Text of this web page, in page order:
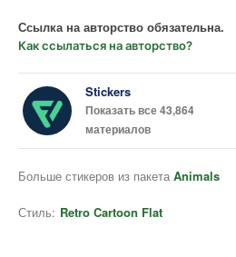
Ссылка на авторство обязательна.
Как ссылаться на авторство?
Stickers
Показать все 43,864
материалов
Больше стикеров из пакета Animals
Стиль: Retro Cartoon Flat